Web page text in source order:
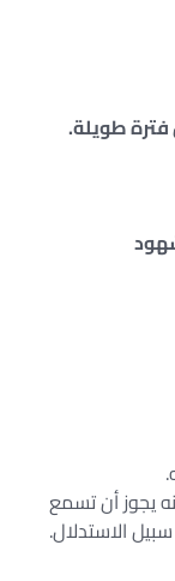
طويلة.
يجوز أن تسمع
الاستدلال.